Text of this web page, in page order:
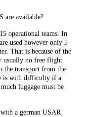
are available?
operational teams. In
used however only 5
That is because of the
usually no free flight
the transport from the
is with difficulty if a
luggage must be
a german USAR